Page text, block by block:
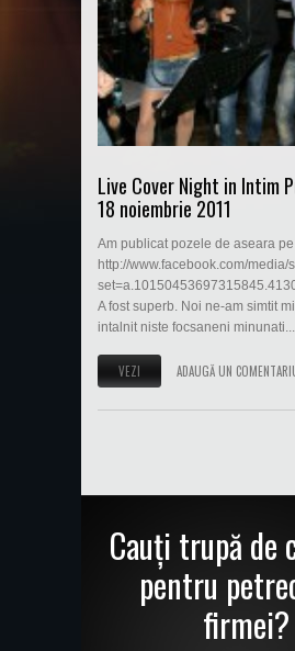
Live Cover Night in Intim
18 noiembrie 2011
Am publicat pozele de aseara
http://www.facebook.com/media/
A fost superb. Noi ne-am simtit
intalnit niste focsaneni minunati...
VEZI ADAUGĂ UN
Cauți trupă de
pentru
firmei?